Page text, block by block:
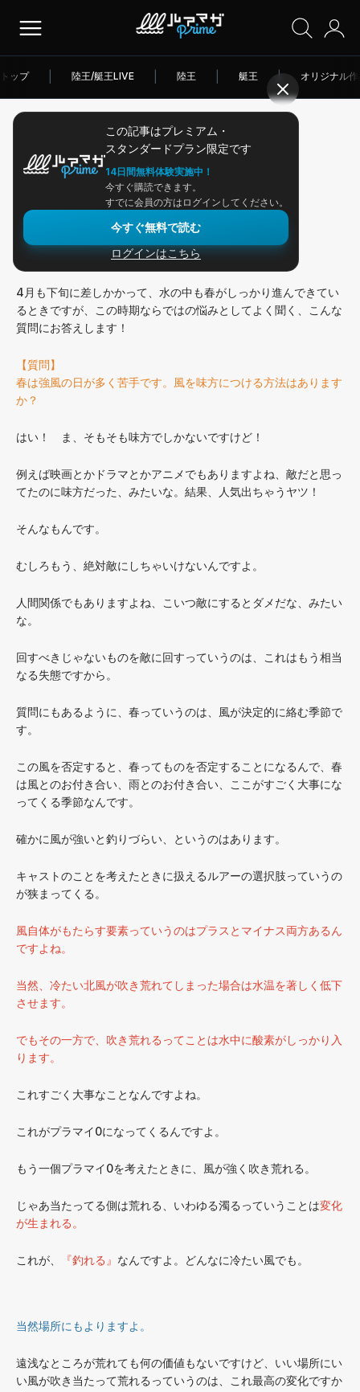
トップ 陸王/艇王LIVE 陸王 艇王 | オリジナル
この記事はプレミアム・
スタンダードプラン限定です
14日間無料体験実施中！
今すぐ購読できます。
すでに会員の方はログインしてください。
今すぐ無料で読む
ログインはこちら
アングラー連載
春の風を味方にするには？
おはようございます、こんにちは、こんばんは。
4月も下旬に差しかかって、水の中も春がしっかり進んできてい
るときですが、この時期ならではの悩みとしてよく聞く、こんな
質問にお答えします！
【質問】
春は強風の日が多く苦手です。風を味方につける方法はあります
か？
はい！ ま、そもそも味方でしかないですけど！
例えば映画とかドラマとかアニメでもありますよね、敵だと思っ
てたのに味方だった、みたいな。結果、人気出ちゃうヤツ！
そんなもんです。
むしろもう、絶対敵にしちゃいけないんですよ。
人間関係でもありますよね、こいつ敵にするとダメだな、みたい
な。
回すべきじゃないものを敵に回すっていうのは、これはもう相当
なる失態ですから。
質問にもあるように、春っていうのは、風が決定的に絡む季節で
す。
この風を否定すると、春ってものを否定することになるんで、春
は風とのお付き合い、雨とのお付き合い、ここがすごく大事にな
ってくる季節なんです。
確かに風が強いと釣りづらい、というのはあります。
キャストのことを考えたときに扱えるルアーの選択肢っていうの
が狭まってくる。
風自体がもたらす要素っていうのはプラスとマイナス両方あるん
ですよね。
当然、冷たい北風が吹き荒れてしまった場合は水温を著しく低下
させます。
でもその一方で、吹き荒れるってことは水中に酸素がしっかり入
ります。
これすごく大事なことなんですよね。
これがプラマイ0になってくるんですよ。
もう一個プラマイ0を考えたときに、風が強く吹き荒れる。
じゃあ当たってる側は荒れる、いわゆる濁るっていうことは変化
が生まれる。
これが、 『釣れる』 なんですよ。どんなに冷たい風でも。
当然場所にもよりますよ。
遠浅なところが荒れても何の価値もないですけど、いい場所にい
い風が吹き当たって荒れるっていうのは、これ最高の変化ですか